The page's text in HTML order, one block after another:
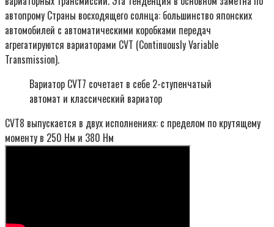
автопрому Страны восходящего солнца: большинство японских
автомобилей с автоматическими коробками передач
агрегатируются вариаторами CVT (Continuously Variable
Transmission).
Вариатор CVT7 сочетает в себе 2-ступенчатый
автомат и классический вариатор
CVT8 выпускается в двух исполнениях: с пределом по крутящему
моменту в 250 Нм и 380 Нм